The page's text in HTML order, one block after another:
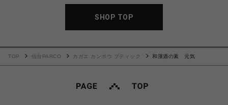
SHOP TOP
TOP 仙台PARCO カガエ カンポウ ブティック 和漢酒の素 元気